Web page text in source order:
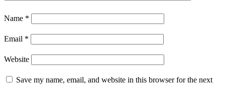
Name *
Email *
Website
Save my name, email, and website in this browser for the next